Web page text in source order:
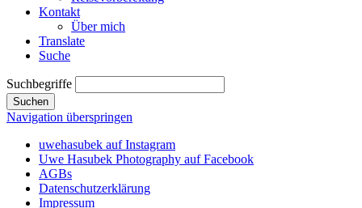
Kontakt
Über mich
Translate
Suche
Suchbegriffe
Suchen
Navigation überspringen
uwehasubek auf Instagram
Uwe Hasubek Photography auf Facebook
AGBs
Datenschutzerklärung
Impressum